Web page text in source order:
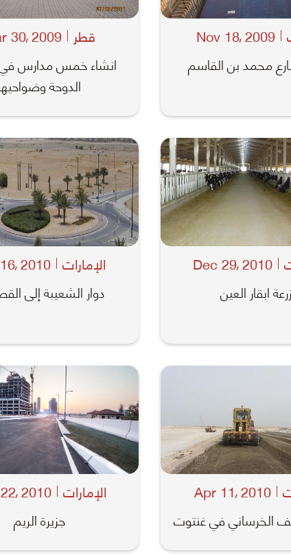
30,2009 قطر
انشاء خمس مدارس
الدوحة
Nov 18,2009
محمد بن القاسم
,2010 الإمارات
دوار الشعيبة إلى
Dec 29,2010
ابقار العين
,2010 الإمارات
جزيرة الريم
Apr 11,2010
الخرساني في غنتوت